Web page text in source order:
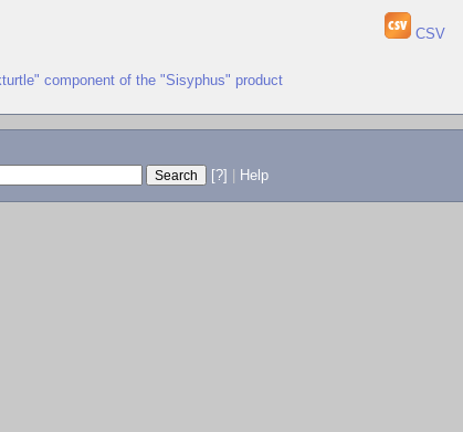
CSV
component of the "Sisyphus" product
[?] Help